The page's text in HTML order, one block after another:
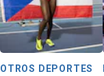
OTROS DEPORTES